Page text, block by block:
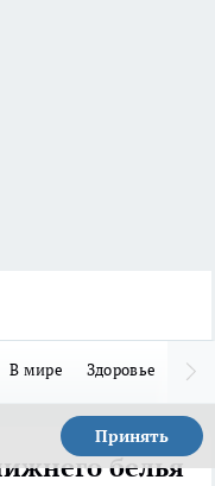
В мире Здоровье
Принять
белья